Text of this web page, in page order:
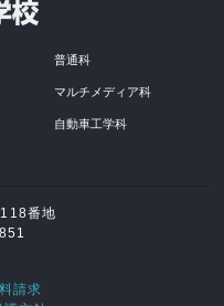
普通科
マルチメディア科
自動車工学科
番地
請求